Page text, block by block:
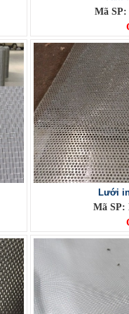
Mã
Lưới
Mã SP: